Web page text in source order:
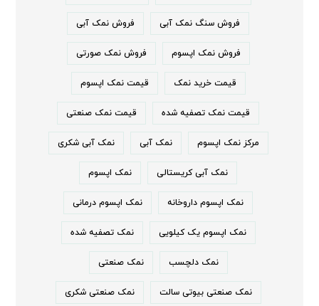
فروش سنگ نمک آبی فروش نمک آبی
فروش نمک اپسوم فروش نمک صورتی
قیمت خرید نمک قیمت نمک اپسوم
قیمت نمک تصفیه شده قیمت نمک صنعتی
مرکز نمک اپسوم نمک آبی نمک آبی شکری
نمک آبی کریستالی نمک اپسوم
نمک اپسوم داروخانه نمک اپسوم درمانی
نمک اپسوم یک کیلویی نمک تصفیه شده
نمک دلچسب نمک صنعتی
نمک صنعتی بیوتی سالت نمک صنعتی شکری